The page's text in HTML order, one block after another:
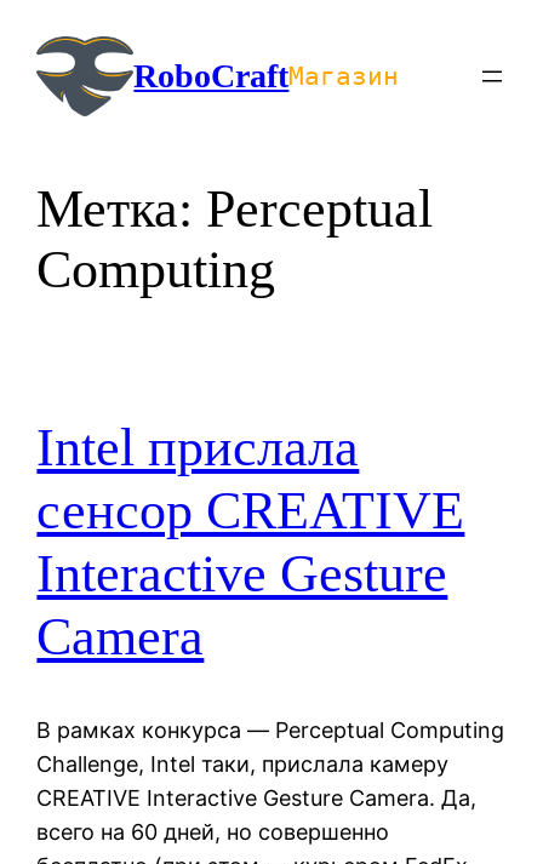
содержимомуRoboCraftМагазин
Метка: Perceptual
Computing
Intel прислала
сенсор CREATIVE
Interactive Gesture
Camera
В рамках конкурса — Perceptual Computing
Challenge, Intel таки, прислала камеру
CREATIVE Interactive Gesture Camera. Да,
всего на 60 дней, но совершенно